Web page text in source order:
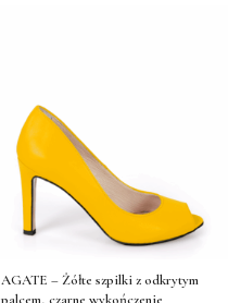
AGATE – Żółte szpilki z odkrytym